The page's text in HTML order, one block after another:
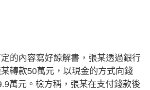
的內容寫好諒解書，張某透過銀行
轉款50萬元，以現金的方式向錢
萬元。檢方稱，張某在支付錢款後